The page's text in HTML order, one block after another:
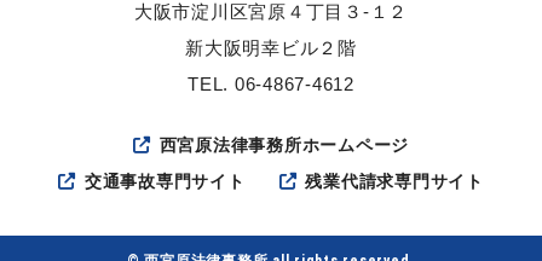
大阪市淀川区宮原４丁目３-１２
新大阪明幸ビル２階
TEL. 06-4867-4612
西宮原法律事務所ホームページ
交通事故専門サイト
残業代請求専門サイト